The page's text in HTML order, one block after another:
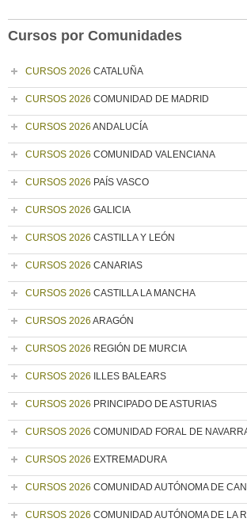
Cursos por Comunidades
CURSOS 2026 CATALUÑA
CURSOS 2026 COMUNIDAD DE MADRID
CURSOS 2026 ANDALUCÍA
CURSOS 2026 COMUNIDAD VALENCIANA
CURSOS 2026 PAÍS VASCO
CURSOS 2026 GALICIA
CURSOS 2026 CASTILLA Y LEÓN
CURSOS 2026 CANARIAS
CURSOS 2026 CASTILLA LA MANCHA
CURSOS 2026 ARAGÓN
CURSOS 2026 REGIÓN DE MURCIA
CURSOS 2026 ILLES BALEARS
CURSOS 2026 PRINCIPADO DE ASTURIAS
CURSOS 2026 COMUNIDAD FORAL DE
CURSOS 2026 EXTREMADURA
CURSOS 2026 COMUNIDAD AUTÓNOMA DE
CURSOS 2026 COMUNIDAD AUTÓNOMA DE LA